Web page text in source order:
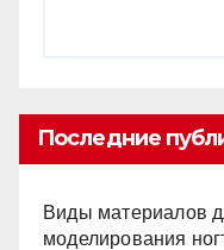
Последние
Виды материалов
моделирования